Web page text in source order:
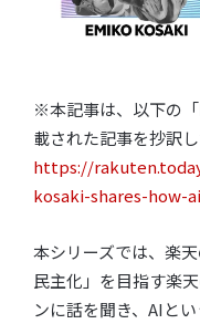
※本記事は、以下の
載された記事を抄訳し
https://
kosaki-shares-how-
本シリーズでは、楽
民主化」を目指す楽
ンに話を聞き、AIと